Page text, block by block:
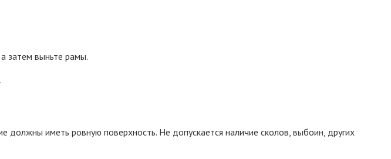
затем выньте рамы.
иметь ровную поверхность. Не допускается наличие сколов, выбоин, других